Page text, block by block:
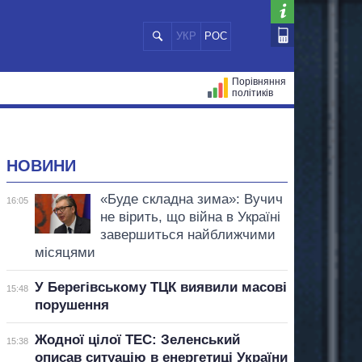
УКР РОС
Порівняння
політиків
НОВИНИ
16:05
«Буде складна зима»: Вучич
не вірить, що війна в Україні
завершиться найближчими
місяцями
15:48
У Берегівському ТЦК виявили масові
порушення
15:38
Жодної цілої ТЕС: Зеленський
описав ситуацію в енергетиці України